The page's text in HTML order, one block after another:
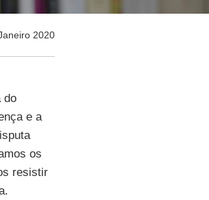
2020
do
e a
os
resistir